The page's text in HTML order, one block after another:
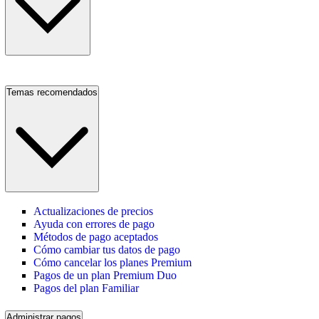
Temas recomendados
Actualizaciones de precios
Ayuda con errores de pago
Métodos de pago aceptados
Cómo cambiar tus datos de pago
Cómo cancelar los planes Premium
Pagos de un plan Premium Duo
Pagos del plan Familiar